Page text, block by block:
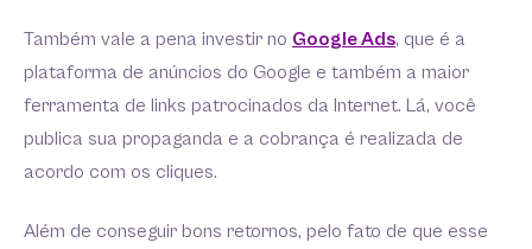
Também vale a pena investir no Google Ads, que é a
plataforma de anúncios do Google e também a maior
ferramenta de links patrocinados da Internet. Lá, você
publica sua propaganda e a cobrança é realizada de
acordo com os cliques.
Além de conseguir bons retornos, pelo fato de que esse